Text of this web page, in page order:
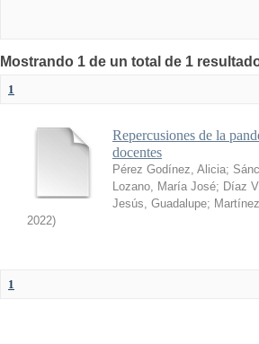
Mostrando 1 de un total de 1
1
Repercusiones de la
docentes
Pérez Godínez, Alicia;
Lozano, María José; Díaz
Jesús, Guadalupe;
2022)
1